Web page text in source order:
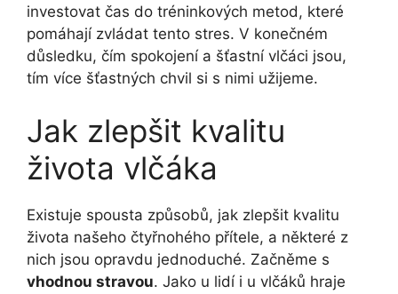
investovat čas do tréninkových metod, které
pomáhají zvládat tento stres. V konečném
důsledku, čím spokojení a šťastní vlčáci jsou,
tím více šťastných chvil si s nimi užijeme.
Jak zlepšit kvalitu
života vlčáka
Existuje spousta způsobů, jak zlepšit kvalitu
života našeho čtyřnohého přítele, a některé z
nich jsou opravdu jednoduché. Začněme s
vhodnou stravou. Jako u lidí i u vlčáků hraje